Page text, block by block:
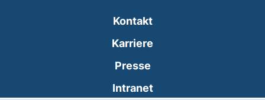
Kontakt
Karriere
Presse
Intranet(externer Link, öffnet